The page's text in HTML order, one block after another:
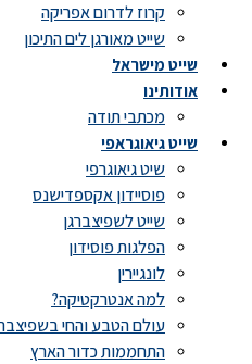
קרוז לדרום אפריקה
שייט מאורגן לים התיכון
שייט מישראל
אודותינו
מכתבי תודה
שייט גיאוגראפי
שיט גיאוגרפי
פוסיידון אקספדישנס
שייט לשפיצברגן
הפלגות פוסידון
לונגיירין
למה אנטרקטיקה?
עולם הטבע והחי
התחממות כדור הארץ